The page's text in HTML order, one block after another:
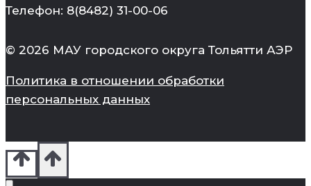
Телефон: 8(8482) 31-00-06
© 2026 МАУ городского округа Тольятти АЭР
Политика в отношении обработки
персональных данных